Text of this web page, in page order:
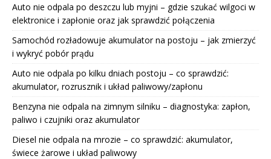
Auto nie odpala po deszczu lub myjni – gdzie szukać wilgoci w
elektronice i zapłonie oraz jak sprawdzić połączenia
Samochód rozładowuje akumulator na postoju – jak zmierzyć
i wykryć pobór prądu
Auto nie odpala po kilku dniach postoju – co sprawdzić:
akumulator, rozrusznik i układ paliwowy/zapłonu
Benzyna nie odpala na zimnym silniku – diagnostyka: zapłon,
paliwo i czujniki oraz akumulator
Diesel nie odpala na mrozie – co sprawdzić: akumulator,
świece żarowe i układ paliwowy